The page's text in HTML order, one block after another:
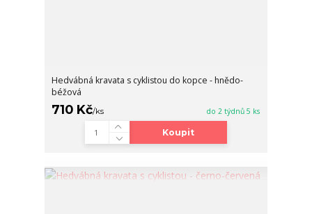
Hedvábná kravata s cyklistou do kopce - hnědo-
béžová
710 Kč/ks do 2 týdnů 5 ks
Koupit